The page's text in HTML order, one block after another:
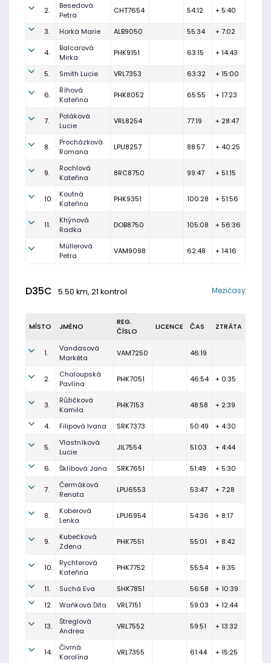
2.
Besedová
Petra
CHT7654 54:12 + 5:40
3. Horká Marie ALB9050 55:34 + 7:02
4.
Balcarová
Mirka
PHK9151 63:15 + 14:43
5. Smith Lucie VRL7353 63:32 + 15:00
6.
Říhová
Kateřina
PHK8052 65:55 + 17:23
7.
Poláková
Lucie
VRL8254 77:19 + 28:47
8.
Procházková
Romana
LPU8257 88:57 + 40:25
9.
Rochlová
Kateřina
8RC8750 99:47 + 51:15
10.
Koutná
Kateřina
PHK9351 100:28 + 51:56
11.
Khýnová
Radka
DOB8750 105:08 + 56:36
Müllerová
Petra
VAM9098 62:48 + 14:16
D35C 5.50 km, 21 kontrol Mezičasy
MÍSTO JMÉNO
REG.
ČÍSLO
LICENCE ČAS ZTRÁTA
1.
Vandasová
Markéta
VAM7250 46:19
2.
Chaloupská
Pavlína
PHK7051 46:54 + 0:35
3.
Růžičková
Kamila
PHK7153 48:58 + 2:39
4. Filipová Ivana SRK7373 50:49 + 4:30
5.
Vlastníková
Lucie
JIL7554 51:03 + 4:44
6. Šklíbová Jana SRK7651 51:49 + 5:30
7.
Čermáková
Renata
LPU6553 53:47 + 7:28
8.
Koberová
Lenka
LPU6954 54:36 + 8:17
9.
Kubečková
Zdena
PHK7551 55:01 + 8:42
10.
Rychterová
Kateřina
PHK7752 55:54 + 9:35
11. Suchá Eva SHK7851 56:58
+ 10:39
12.
Waňková Dita VRL7151 59:03 + 12:44
13.
Štreglová
Andrea
VRL7552 59:51 + 13:32
14.
Čivrná
Karolína
VRL7355 61:44 + 15:25